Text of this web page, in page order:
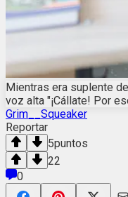
Mientras era suplente
voz alta "¡Cállate! Por
Grim__Squeaker
Reportar
5puntos
22
0